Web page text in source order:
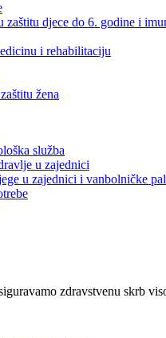
zaštitu djece do 6. godine i
i rehabilitaciju
žena
služba
u zajednici
u zajednici i vanbolničke
zdravstvenu skrb